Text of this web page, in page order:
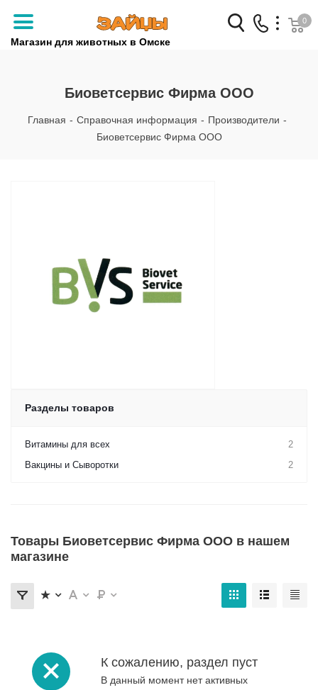
Магазин для животных в Омске
Заказать звонок
+7 (3812) 79-04-04
+7 (950) 959-88-32
0
Биоветсервис Фирма ООО
Главная - Справочная информация - Производители -
Биоветсервис Фирма ООО
Разделы товаров
Витамины для всех
2
Вакцины и Сыворотки
2
Товары Биоветсервис Фирма ООО в нашем
магазине
К сожалению, раздел пуст
В данный момент нет активных